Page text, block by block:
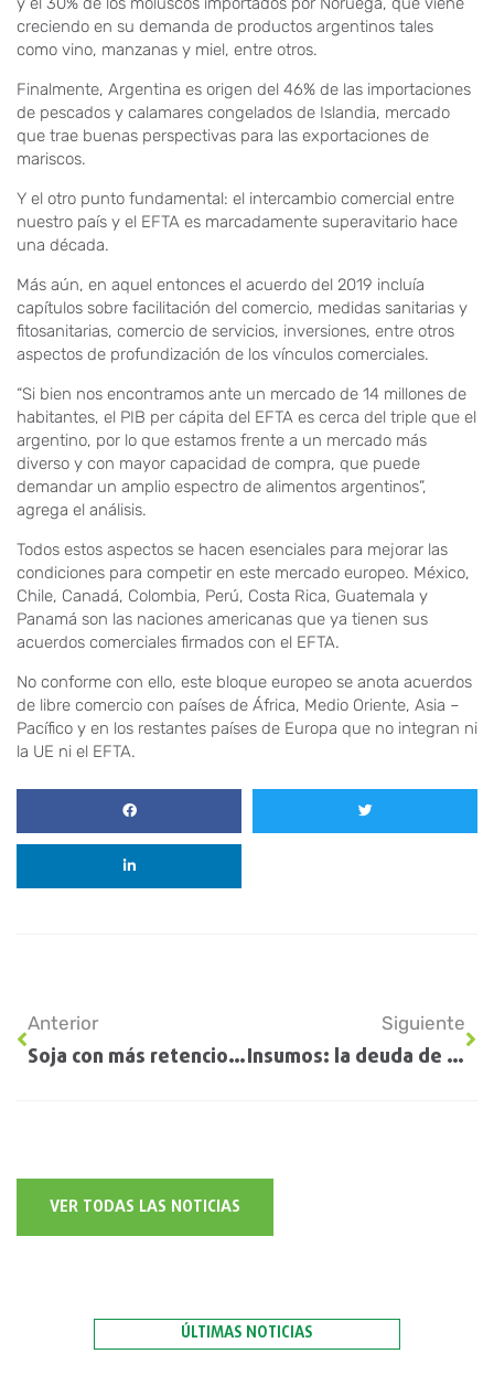
creciendo en su demanda de productos argentinos tales
como vino, manzanas y miel, entre otros.
Finalmente, Argentina es origen del 46% de las importaciones
de pescados y calamares congelados de Islandia, mercado
que trae buenas perspectivas para las exportaciones de
mariscos.
Y el otro punto fundamental: el intercambio comercial entre
nuestro país y el EFTA es marcadamente superavitario hace
una década.
Más aún, en aquel entonces el acuerdo del 2019 incluía
capítulos sobre facilitación del comercio, medidas sanitarias y
fitosanitarias, comercio de servicios, inversiones, entre otros
aspectos de profundización de los vínculos comerciales.
“Si bien nos encontramos ante un mercado de 14 millones de
habitantes, el PIB per cápita del EFTA es cerca del triple que el
argentino, por lo que estamos frente a un mercado más
diverso y con mayor capacidad de compra, que puede
demandar un amplio espectro de alimentos argentinos”,
agrega el análisis.
Todos estos aspectos se hacen esenciales para mejorar las
condiciones para competir en este mercado europeo. México,
Chile, Canadá, Colombia, Perú, Costa Rica, Guatemala y
Panamá son las naciones americanas que ya tienen sus
acuerdos comerciales firmados con el EFTA.
No conforme con ello, este bloque europeo se anota acuerdos
de libre comercio con países de África, Medio Oriente, Asia –
Pacífico y en los restantes países de Europa que no integran ni
la UE ni el EFTA.
Anterior
Soja con más retenciones: el mercado de granos se paralizó y la primera referencia fue de $305.000 la tonelada
Siguiente
Insumos: la deuda de empresas bajo la lupa por la crisis del agro
VER TODAS LAS NOTICIAS
ÚLTIMAS NOTICIAS